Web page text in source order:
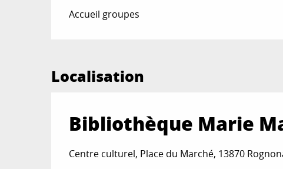
Accueil groupes
Localisation
Bibliothèque Marie
Centre culturel, Place du Marché, 13870